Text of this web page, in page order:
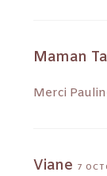
Maman
Merci
Viane 7